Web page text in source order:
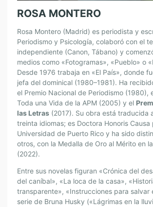
ROSA MONTERO
Rosa Montero (Madrid) es periodista y
Periodismo y Psicología, colaboró con el
independiente (Canon, Tábano) y
medios como «Fotogramas», «Pueblo» o
Desde 1976 trabaja en «El País», donde
jefa del dominical (1980–1981). Ha
el Premio Nacional de Periodismo (1980),
Toda una Vida de la APM (2005) y el
las Letras (2017). Su obra está traducida
treinta idiomas; es Doctora Honoris Causa
Universidad de Puerto Rico y ha sido
otros, con la Medalla de Oro al Mérito en
(2022).
Entre sus novelas figuran «Crónica del
del caníbal», «La loca de la casa»,
transparente», «Instrucciones para salvar
serie de Bruna Husky («Lágrimas en la